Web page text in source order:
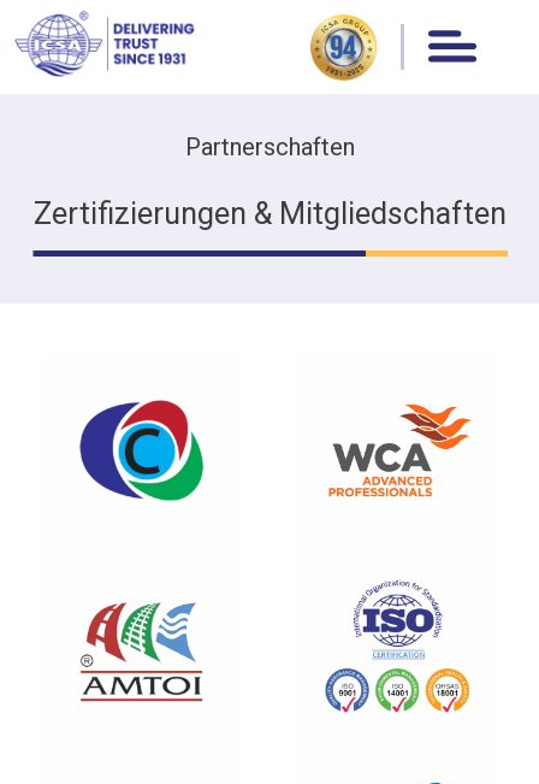
Partnerschaften
Zertifizierungen & Mitgliedschaften